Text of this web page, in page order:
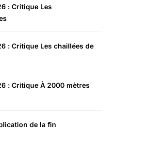
: Critique Les
: Critique Les chaillées de
: Critique À 2000 mètres
de la fin